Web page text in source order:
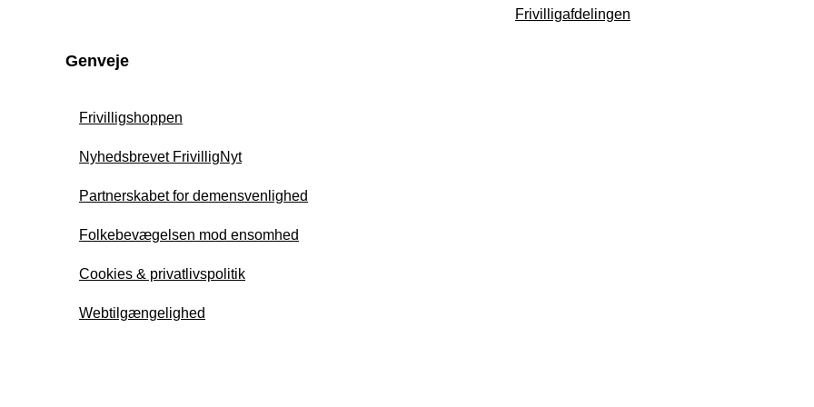
Frivilligafdelingen
Genveje
Frivilligshoppen
Nyhedsbrevet FrivilligNyt
Partnerskabet for demensvenlighed
Folkebevægelsen mod ensomhed
Cookies & privatlivspolitik
Webtilgængelighed